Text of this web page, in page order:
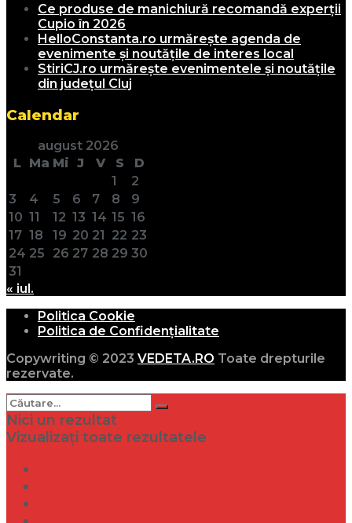
Ce produse de manichiură recomandă experții
Cupio în 2026
HelloConstanta.ro urmărește agenda de
evenimente și noutățile de interes local
StiriCJ.ro urmărește evenimentele și noutățile
din județul Cluj
Calendar
august 2026
L Ma Mi J V S
D
1
2
3
4 5 6 7 8
9
10 11 12 13 14 15 16
17 18 19 20 21 22 23
24 25 26 27 28 29 30
31
« iul.
Politica Cookie
Politica de Confidențialitate
Copywriting © 2023 VEDETA.RO Toate drepturile
rezervate.
Nici un rezultat
Vizualizați toate rezultatele